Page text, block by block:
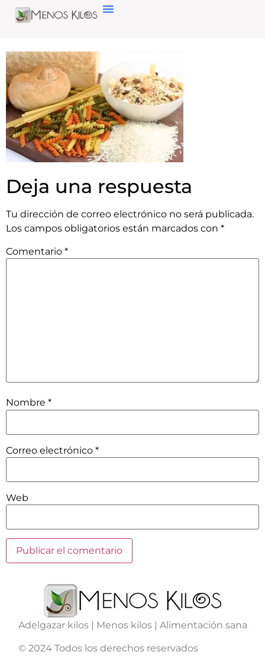
Deja una respuesta
Tu dirección de correo electrónico no será publicada.
Los campos obligatorios están marcados con *
Comentario *
Nombre *
Correo electrónico *
Web
Adelgazar kilos | Menos kilos | Alimentación sana
© 2024 Todos los derechos reservados